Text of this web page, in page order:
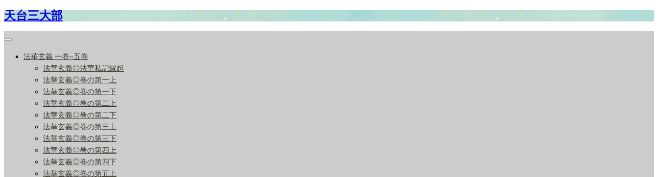
Skip
content
天台三大部
法華玄義 一巻~五巻
法華玄義◎法華私記縁起
法華玄義◎巻の第一上
法華玄義◎巻の第一下
法華玄義◎巻の第二上
法華玄義◎巻の第二下
法華玄義◎巻の第三上
法華玄義◎巻の第三下
法華玄義◎巻の第四上
法華玄義◎巻の第四下
法華玄義◎巻の第五上